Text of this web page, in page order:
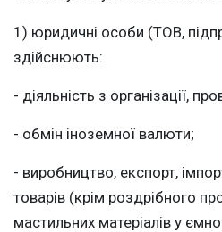
1) юридичні особи (ТОВ,
здійснюють:
- діяльність з організації,
- обмін іноземної валюти;
- виробництво, експорт,
товарів (крім роздрібного
мастильних матеріалів у